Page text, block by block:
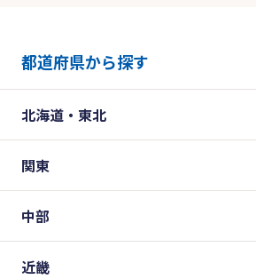
都道府県から探す
北海道・東北
関東
中部
近畿